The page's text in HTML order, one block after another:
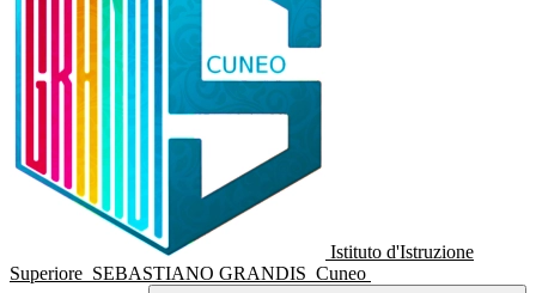
Istituto d'Istruzione
Superiore SEBASTIANO GRANDIS Cuneo